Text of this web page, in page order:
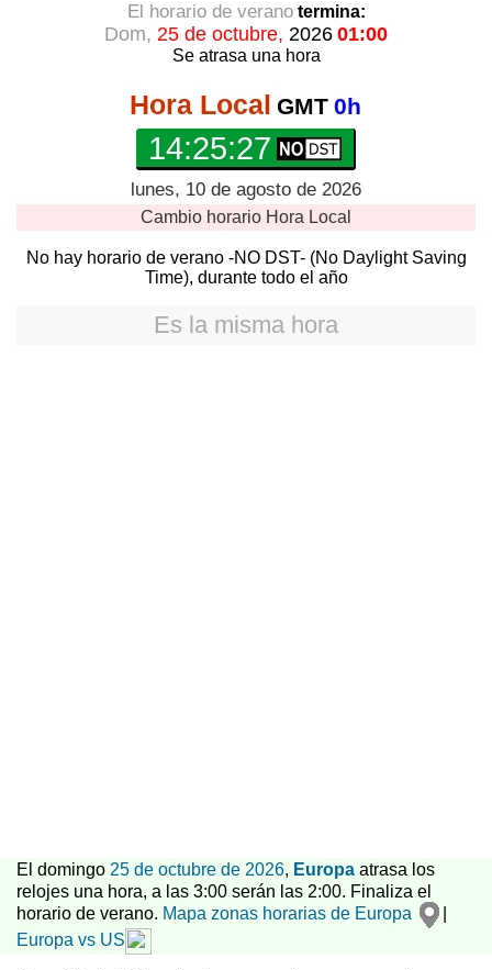
El horario de veranotermina:
Dom, 25 de octubre, 2026 01:00
Se atrasa una hora
Hora Local GMT 0h
14:25:27
lunes, 10 de agosto de 2026
Cambio horario Hora Local
No hay horario de verano -NO DST- (No Daylight Saving
Time), durante todo el año
Es la misma hora
El domingo 25 de octubre de 2026, Europa atrasa los
relojes una hora, a las 3:00 serán las 2:00. Finaliza el
horario de verano. Mapa zonas horarias de Europa
Europa vs US